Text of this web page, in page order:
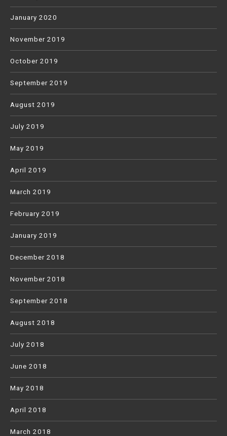
January 2020
November 2019
October 2019
September 2019
August 2019
July 2019
May 2019
April 2019
March 2019
February 2019
January 2019
December 2018
November 2018
September 2018
August 2018
July 2018
June 2018
May 2018
April 2018
March 2018